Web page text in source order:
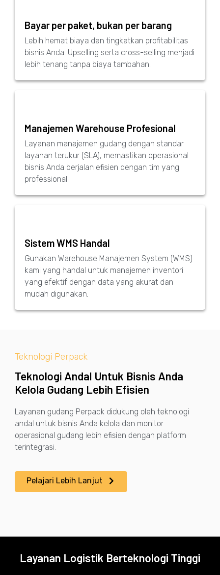
Bayar per paket, bukan per barang
Lebih hemat biaya dan tingkatkan profitabilitas
bisnis Anda. Upselling serta cross-selling menjadi
lebih tenang tanpa biaya tambahan.
Manajemen Warehouse Profesional
Layanan manajemen gudang dengan standar
layanan terukur (SLA), memastikan operasional
bisnis Anda berjalan efisien dengan tim yang
professional.
Sistem WMS Handal
Gunakan Warehouse Manajemen System (WMS)
kami yang handal untuk manajemen inventori
yang efektif dengan data yang akurat dan
mudah digunakan.
Teknologi Perpack
Teknologi Andal Untuk Bisnis Anda
Kelola Gudang Lebih Efisien
Layanan gudang Perpack didukung oleh teknologi
andal untuk bisnis Anda kelola dan monitor
operasional gudang lebih efisien dengan platform
terintegrasi.
Pelajari Lebih Lanjut
Layanan Logistik Berteknologi Tinggi